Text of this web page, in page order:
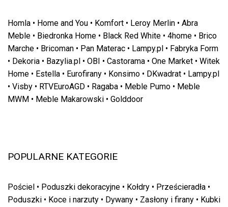
Homla • Home and You • Komfort • Leroy Merlin • Abra
Meble • Biedronka Home • Black Red White • 4home • Brico
Marche • Bricoman • Pan Materac • Lampy.pl • Fabryka Form
• Dekoria • Bazylia.pl • OBI • Castorama • One Market • Witek
Home • Estella • Eurofirany • Konsimo • DKwadrat • Lampy.pl
• Visby • RTVEuroAGD • Ragaba • Meble Pumo • Meble
MWM • Meble Makarowski • Golddoor
POPULARNE KATEGORIE
Pościel • Poduszki dekoracyjne • Kołdry • Prześcieradła •
Poduszki • Koce i narzuty • Dywany • Zasłony i firany • Kubki